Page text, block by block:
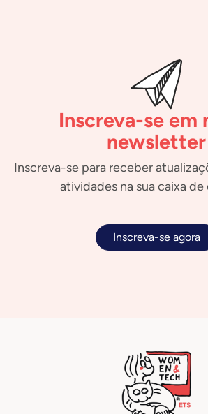
Inscreva-se em
newsletter
Inscreva-se para receber
atividades na sua caixa de
Inscreva-se agora